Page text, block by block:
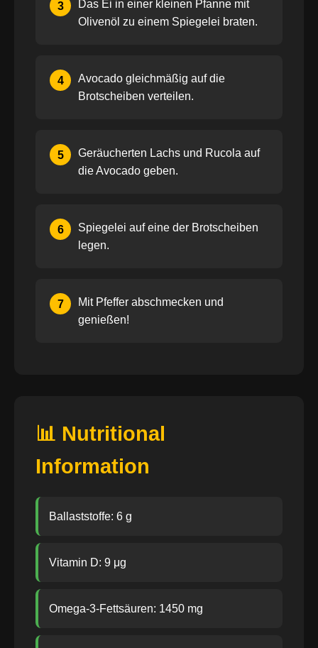
3
Das Ei in einer kleinen Pfanne mit
Olivenöl zu einem Spiegelei braten.
4
Avocado gleichmäßig auf die
Brotscheiben verteilen.
5
Geräucherten Lachs und Rucola auf
die Avocado geben.
6
Spiegelei auf eine der Brotscheiben
legen.
7
Mit Pfeffer abschmecken und
genießen!
📊 Nutritional
Information
Ballaststoffe: 6 g
Vitamin D: 9 μg
Omega-3-Fettsäuren: 1450 mg